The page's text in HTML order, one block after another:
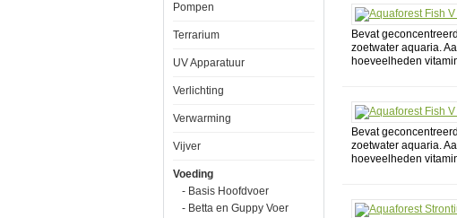
Pompen
Terrarium
UV Apparatuur
Verlichting
Verwarming
Vijver
Voeding
- Basis Hoofdvoer
- Betta en Guppy Voer
Bevat
zoetwater aquaria.
hoeveelheden
Bevat
zoetwater aquaria.
hoeveelheden